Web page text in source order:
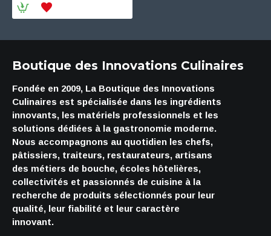
Boutique des Innovations Culinaires
Fondée en 2009, La Boutique des Innovations
Culinaires est spécialisée dans les ingrédients
innovants, les matériels professionnels et les
solutions dédiées à la gastronomie moderne.
Nous accompagnons au quotidien les chefs,
pâtissiers, traiteurs, restaurateurs, artisans
des métiers de bouche, écoles hôtelières,
collectivités et passionnés de cuisine à la
recherche de produits sélectionnés pour leur
qualité, leur fiabilité et leur caractère
innovant.